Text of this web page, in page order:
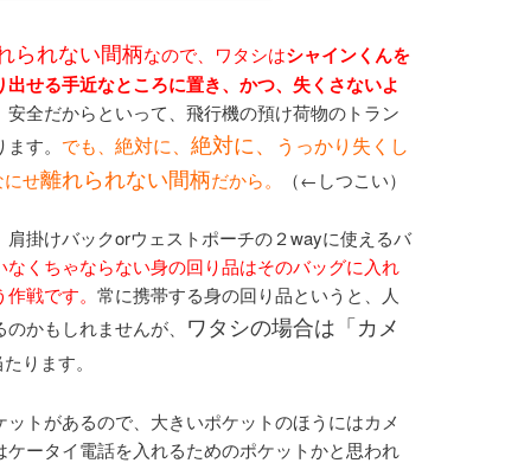
られない間柄なので、ワタシはシャインくんを
せる手近なところに置き、かつ、失くさないよ
安全だからといって、飛行機の預け荷物のトラン
す。 でも、 絶対に、 絶対に、
うっかり失くし
にせ離れられない間柄だから。 （←しつこい）
掛けバックorウェストポーチの２wayに使えるバ
なくちゃならない身の回り品はそのバッグに入れ
戦です。 常に携帯する身の回り品というと、人
かもしれませんが、 ワタシの場合は「カメ
ります。
トがあるので、大きいポケットのほうにはカメ
ータイ電話を入れるためのポケットかと思われ